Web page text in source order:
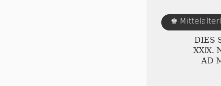
♚
DIES
ⅩⅩⅨ.
AD